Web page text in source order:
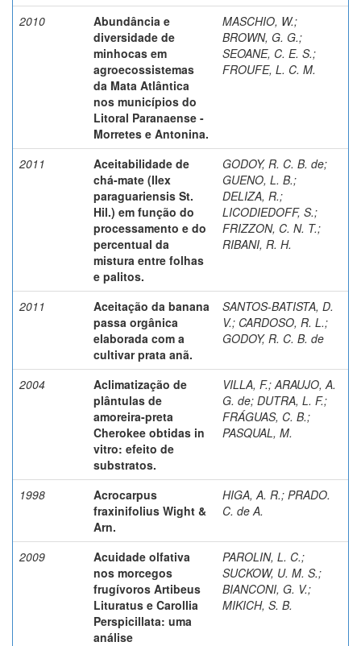
2010
Abundância e
diversidade de
minhocas em
agroecossistemas
da Mata Atlântica
nos municípios do
Litoral Paranaense -
Morretes e Antonina.
MASCHIO, W.;
BROWN, G. G.;
SEOANE, C. E. S.;
FROUFE, L. C. M.
2011
Aceitabilidade de
chá-mate (Ilex
paraguariensis St.
Hil.) em função do
processamento e do
percentual da
mistura entre folhas
e palitos.
GODOY, R. C. B. de;
GUENO, L. B.;
DELIZA, R.;
LICODIEDOFF, S.;
FRIZZON, C. N. T.;
RIBANI, R. H.
2011
Aceitação da banana
passa orgânica
elaborada com a
cultivar prata anã.
SANTOS-BATISTA, D.
V.; CARDOSO, R. L.;
GODOY, R. C. B. de
2004
Aclimatização de
plântulas de
amoreira-preta
Cherokee obtidas in
vitro: efeito de
substratos.
VILLA, F.; ARAUJO, A.
G. de; DUTRA, L. F.;
FRÁGUAS, C. B.;
PASQUAL, M.
1998
Acrocarpus
fraxinifolius Wight &
Arn.
HIGA, A. R.; PRADO.
C. de A.
2009
Acuidade olfativa
nos morcegos
frugívoros Artibeus
Lituratus e Carollia
Perspicillata: uma
análise
PAROLIN, L. C.;
SUCKOW, U. M. S.;
BIANCONI, G. V.;
MIKICH, S. B.